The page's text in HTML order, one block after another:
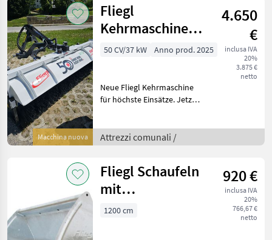
Macchina nuova
Fliegl
Kehrmaschine
Type 700 für
4.650
€
inclusa IVA
20%
3.875 €
netto
50 CV/37 kW Anno prod. 2025
Neue Fliegl Kehrmaschine
für höchste Einsätze. Jetzt
Viele weitere
Kehrmaschinen auf
Attrezzi comunali /
Fliegl Schaufeln
mit
Euroaufnahme
920 €
inclusa IVA
20%
766,67 €
netto
1200 cm